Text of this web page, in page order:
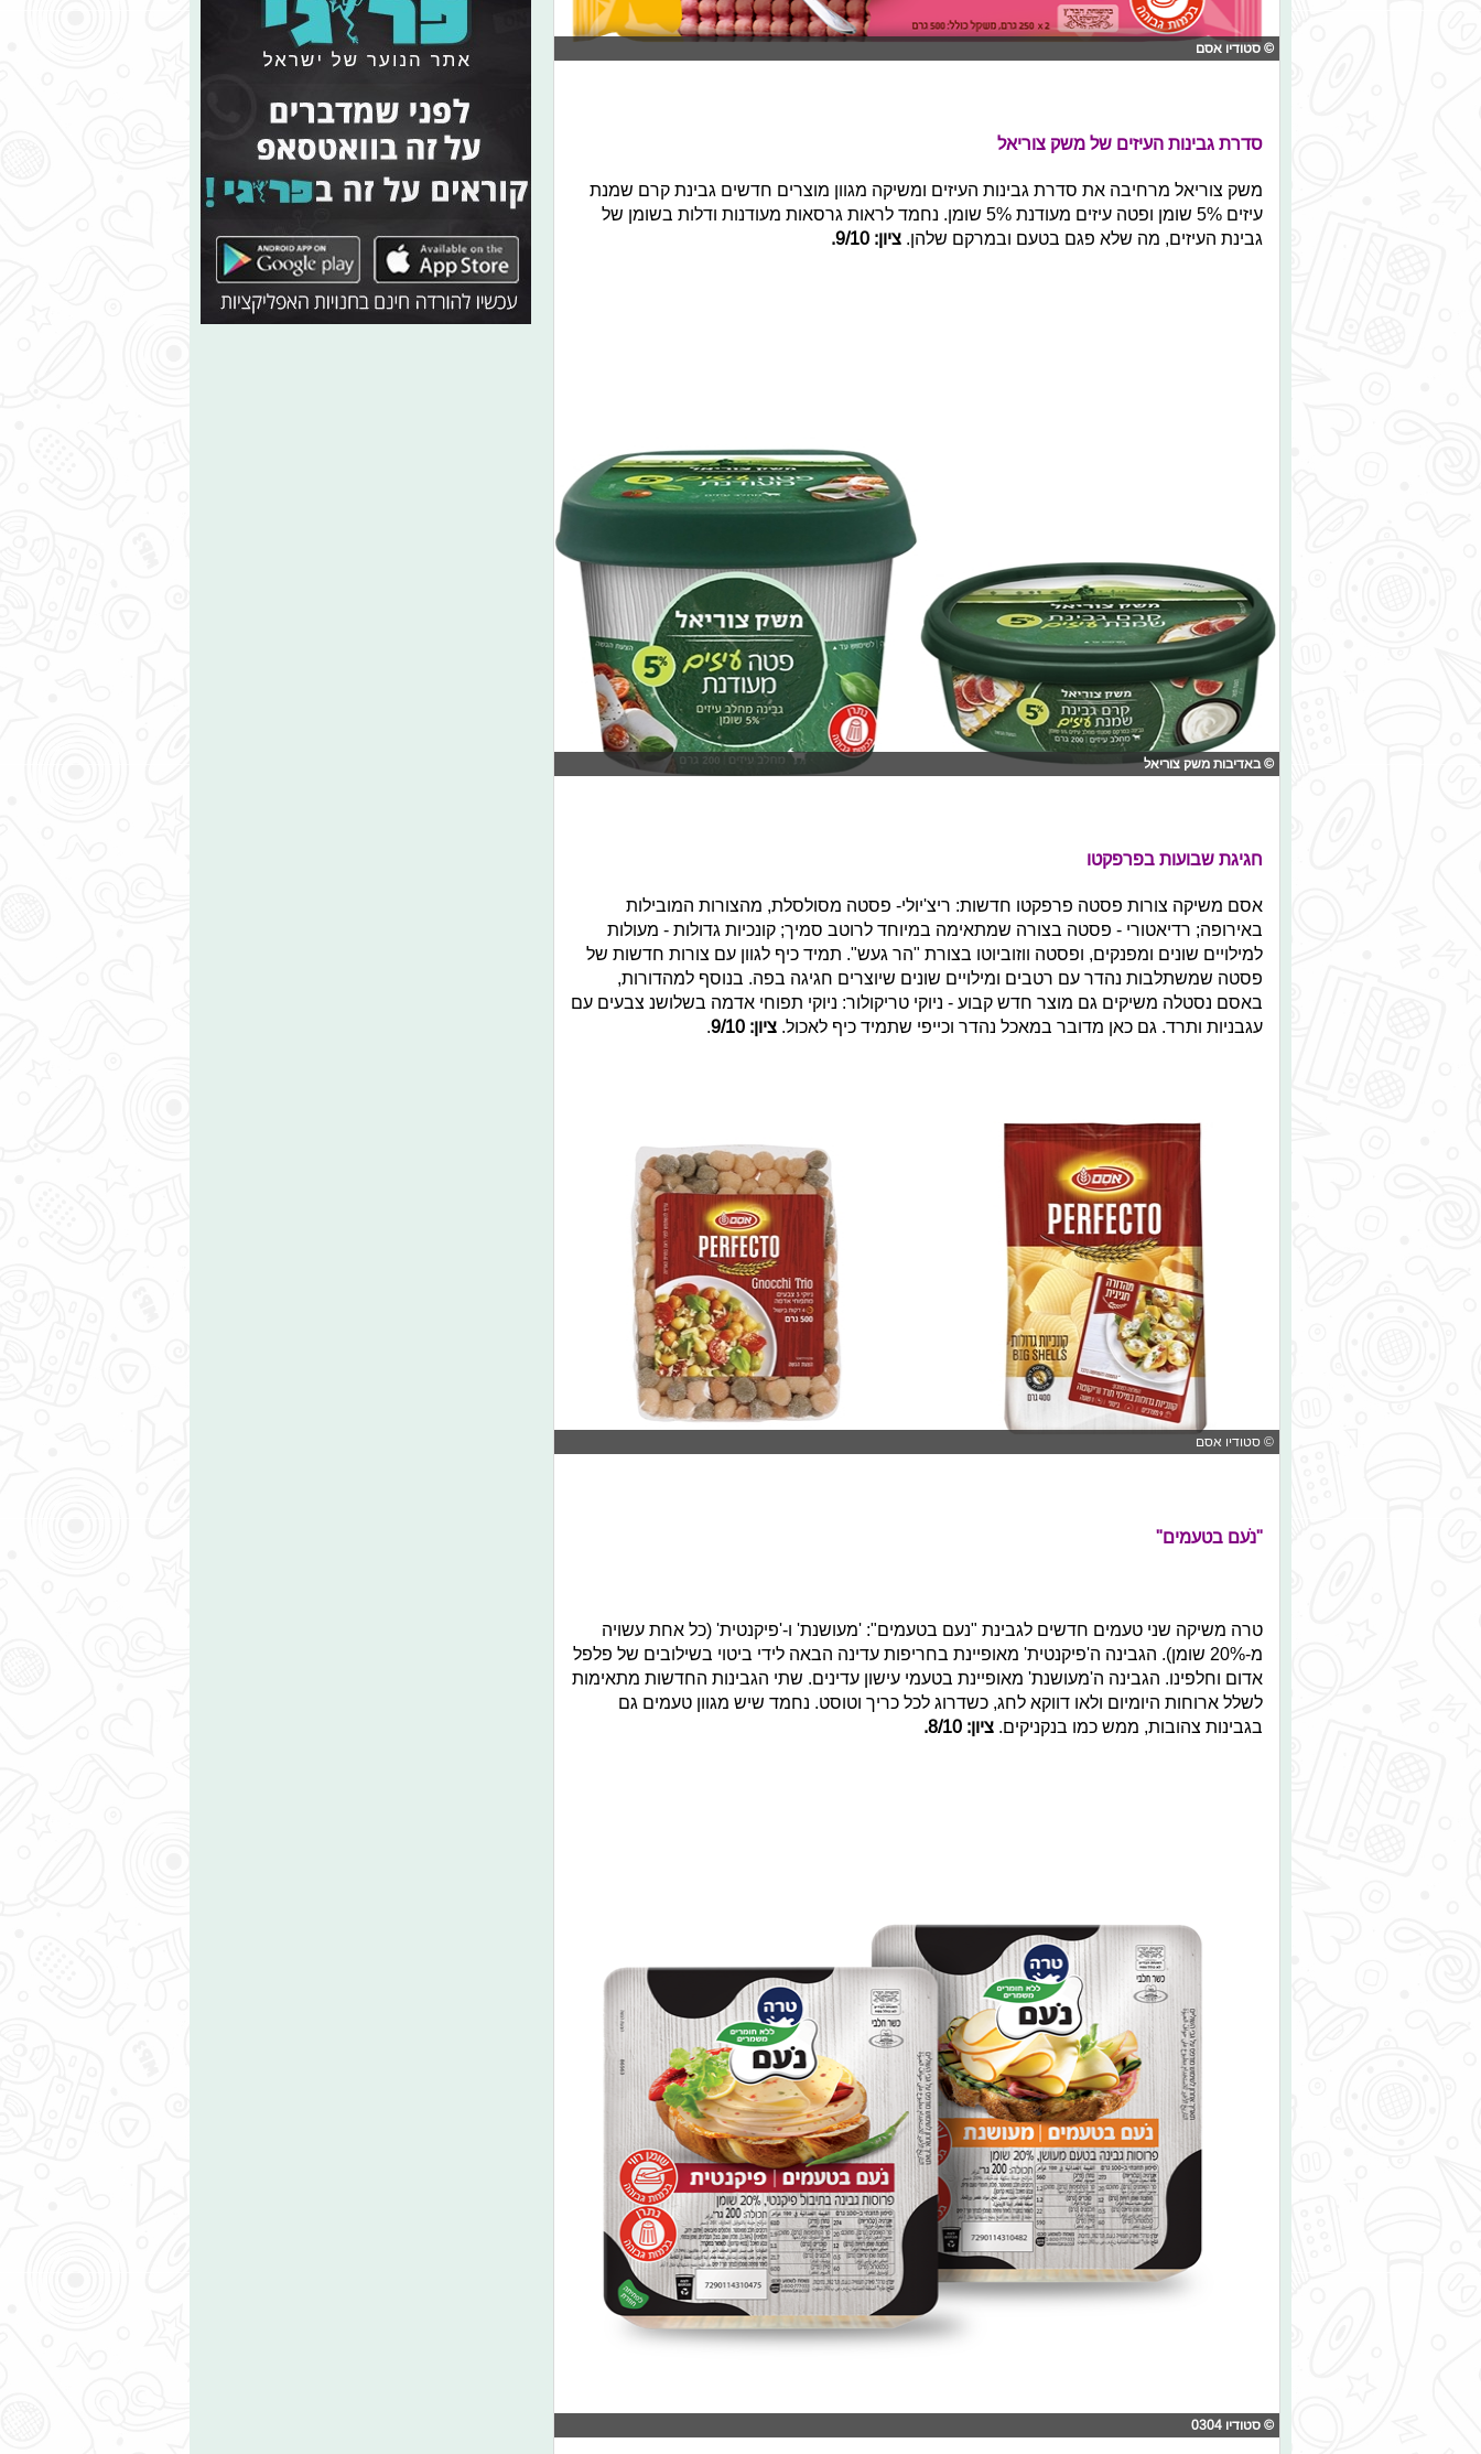
© סטודיו אסם
סדרת גבינות העיזים של משק צוריאל
משק צוריאל מרחיבה את סדרת גבינות העיזים ומשיקה מגוון מוצרים חדשים גבינת קרם שמנת
עיזים 5% שומן ופטה עיזים מעודנת 5% שומן. נחמד לראות גרסאות מעודנות ודלות בשומן של
גבינת העיזים, מה שלא פגם בטעם ובמרקם שלהן. ציון: 9/10.
© באדיבות משק צוריאל
חגיגת שבועות בפרפקטו
אסם משיקה צורות פסטה פרפקטו חדשות: ריצ'יולי- פסטה מסולסלת, מהצורות המובילות
באירופה; רדיאטורי - פסטה בצורה שמתאימה במיוחד לרוטב סמיך; קונכיות גדולות - מעולות
למילויים שונים ומפנקים, ופסטה ווזוביוטו בצורת "הר געש". תמיד כיף לגוון עם צורות חדשות של
פסטה שמשתלבות נהדר עם רטבים ומילויים שונים שיוצרים חגיגה בפה. בנוסף למהדורות,
באסם נסטלה משיקים גם מוצר חדש קבוע - ניוקי טריקולור: ניוקי תפוחי אדמה בשלושנ צבעים עם
עגבניות ותרד. גם כאן מדובר במאכל נהדר וכייפי שתמיד כיף לאכול. ציון: 9/10 .
© סטודיו אסם
"נֹעם בטעמים"
טרה משיקה שני טעמים חדשים לגבינת "נעם בטעמים": 'מעושנת' ו-'פיקנטית' (כל אחת עשויה
מ-20% שומן). הגבינה ה'פיקנטית' מאופיינת בחריפות עדינה הבאה לידי ביטוי בשילובים של פלפל
אדום וחלפינו. הגבינה ה'מעושנת' מאופיינת בטעמי עישון עדינים. שתי הגבינות החדשות מתאימות
לשלל ארוחות היומיום ולאו דווקא לחג, כשדרוג לכל כריך וטוסט. נחמד שיש מגוון טעמים גם
בגבינות צהובות, ממש כמו בנקניקים. ציון: 8/10.
© סטודיו 0304